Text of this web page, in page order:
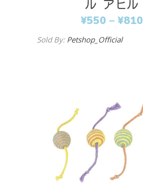
ル アヒル
¥550 – ¥810
Sold By: Petshop_Official
Add to cart